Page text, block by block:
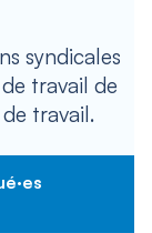
syndicales
travail de
travail.